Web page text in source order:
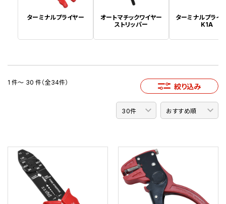
ターミナルプライヤー
オートマチックワイヤー
ストリッパー
ターミナルプライ
K1A
1 件～ 30 件（全34件） 絞り込み